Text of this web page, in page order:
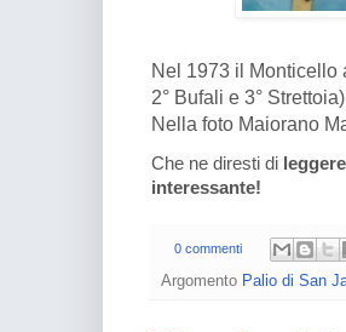
Nel 1973 il Monticello
2° Bufali e 3°
Nella foto Maiorano
Che ne diresti di leggere
interessante!
0 commenti
Argomento Palio di San